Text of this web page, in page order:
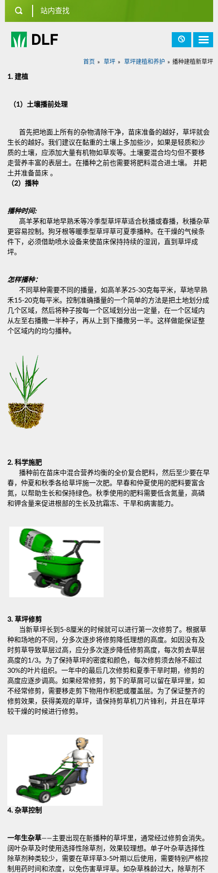
首页 草坪 草坪建植和养护 播种建植新草坪
1. 建植
（1）土壤播前处理
首先把地面上所有的杂物清除干净，苗床准备的越好，草坪就会
生长的越好。我们建议在黏重的土壤上多加些沙，如果是轻质和沙
质的土壤，应添加大量有机物如草炭等。土壤要混合均匀但不要移
走营养丰富的表层土。在播种之前也需要将肥料混合进土壤。 并耙
土并准备苗床 。
（2）播种
播种时间:
高羊茅和草地早熟禾等冷季型草坪草适合秋播或春播，秋播杂草
更容易控制。狗牙根等暖季型草坪草可夏季播种。在干燥的气候条
件下，必须借助喷水设备来使苗床保持持续的湿润，直到草坪成
坪。
怎样播种：
不同草种需要不同的播量，如高羊茅25-30克每平米，草地早熟
禾15-20克每平米。控制准确播量的一个简单的方法是把土地划分成
几个区域，然后将种子按每一个区域划分出一定量，在一个区域内
从左至右播撒一半种子，再从上到下播撒另一半。这样做能保证整
个区域内的均匀播种。
2. 科学施肥
播种前在苗床中混合营养均衡的全价复合肥料，然后至少要在早
春，仲夏和秋季各给草坪施一次肥。早春和仲夏使用的肥料要富含
氮，以帮助生长和保持绿色。秋季使用的肥料需要低含氮量，高磷
和钾含量来促进根部的生长及抗霜冻、干旱和病害能力。
3. 草坪修剪
当新草坪长到5-8厘米的时候就可以进行第一次修剪了。根据草
种和场地的不同，分多次逐步将修剪降低理想的高度。如因没有及
时剪草导致草层过高，应分多次逐步降低修剪高度，每次剪去草层
高度的1/3。为了保持草坪的密度和颜色，每次修剪须去除不超过
30%的叶片组织。一年中的最后几次修剪和夏季干旱时期，修剪的
高度应逐步调高。如果经常修剪，剪下的草屑可以留在草坪里，如
不经常修剪，需要移走剪下物用作积肥或覆盖层。为了保证整齐的
修剪效果，获得美观的草坪，请保持剪草机刀片锋利，并且在草坪
较干燥的时候进行修剪。
4. 杂草控制
一年生杂草——主要出现在新播种的草坪里，通常经过修剪会消失。
阔叶杂草及时使用选择性除草剂，效果较理想。单子叶杂草选择性
除草剂种类较少，需要在草坪草3-5叶期以后使用，需要特别严格控
制用药时间和浓度，以免伤害草坪草。如杂草株龄过大，除草剂不